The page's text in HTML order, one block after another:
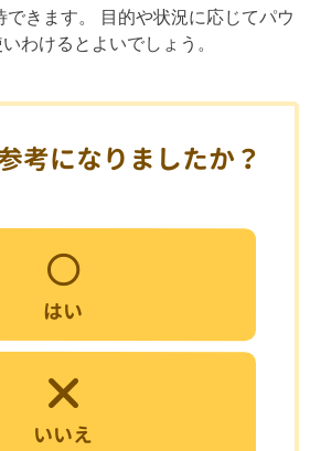
できます。 目的や状況に応じてパウ
わけるとよいでしょう。
考になりましたか？
はい
いいえ